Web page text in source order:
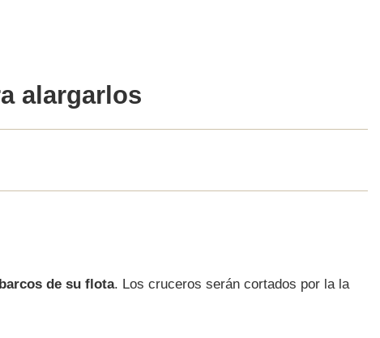
alargarlos
de su flota. Los cruceros serán cortados por la la